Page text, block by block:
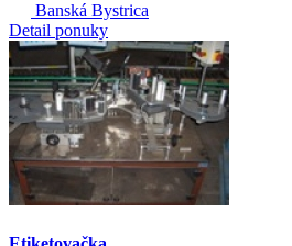
Banská Bystrica
Detail ponuky